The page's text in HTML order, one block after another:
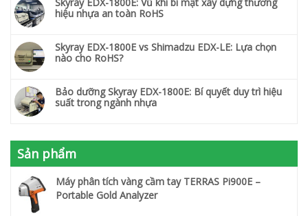
Skyray EDX-1800E: Vũ khí bí mật xây dựng thương
hiệu nhựa an toàn RoHS
Skyray EDX-1800E vs Shimadzu EDX-LE: Lựa chọn
nào cho RoHS?
Bảo dưỡng Skyray EDX-1800E: Bí quyết duy trì hiệu
suất trong ngành nhựa
Sản phẩm
Máy phân tích vàng cầm tay TERRAS Pi900E –
Portable Gold Analyzer